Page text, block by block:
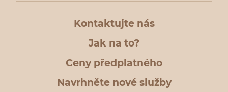
Kontaktujte nás
Jak na to?
Ceny předplatného
Navrhněte nové služby